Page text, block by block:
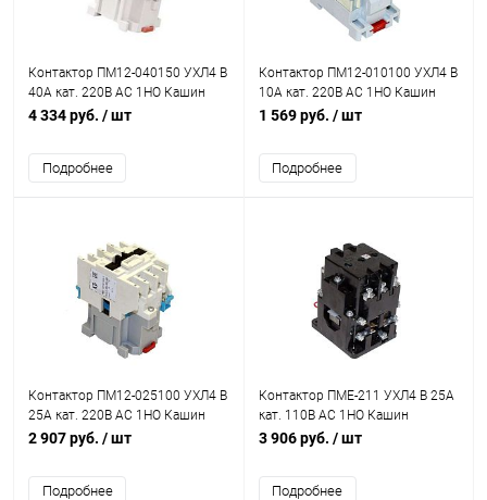
Контактор ПМ12-040150 УХЛ4 В
40А кат. 220В AC 1НО Кашин
050150100ВВ220000010
4 334 руб. / шт
Подробнее
Контактор ПМ12-010100 УХЛ4 В
10А кат. 220В AC 1НО Кашин
020100100ВВ220000010
1 569 руб. / шт
Подробнее
Контактор ПМ12-025100 УХЛ4 В
25А кат. 220В AC 1НО Кашин
040100100ВВ220000010
2 907 руб. / шт
Подробнее
Контактор ПМЕ-211 УХЛ4 В 25А
кат. 110В AC 1НО Кашин
080211100ВВ110000000
3 906 руб. / шт
Подробнее